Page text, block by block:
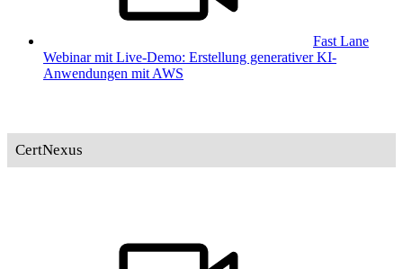
Fast Lane
Webinar mit Live-Demo: Erstellung generativer KI-
Anwendungen mit AWS
CertNexus